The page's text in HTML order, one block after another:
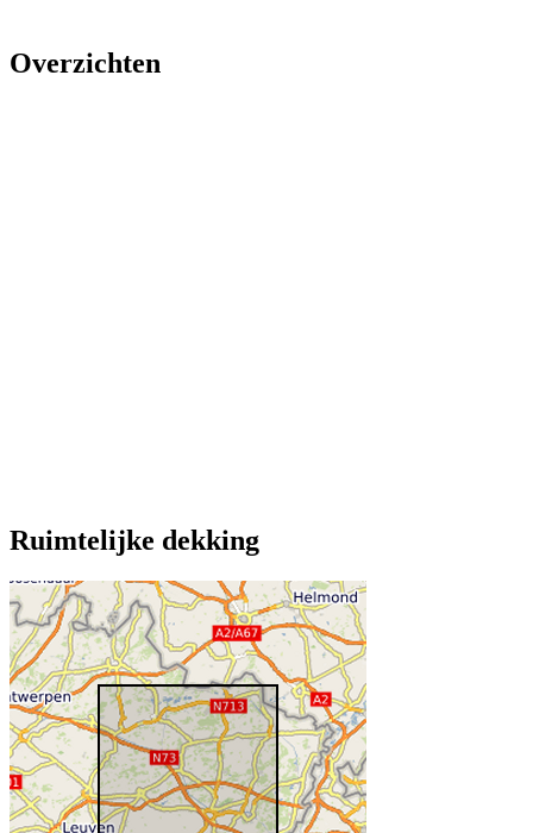
Overzichten
Ruimtelijke dekking